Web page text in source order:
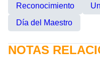
Reconocimiento
Día del Maestro
NOTAS